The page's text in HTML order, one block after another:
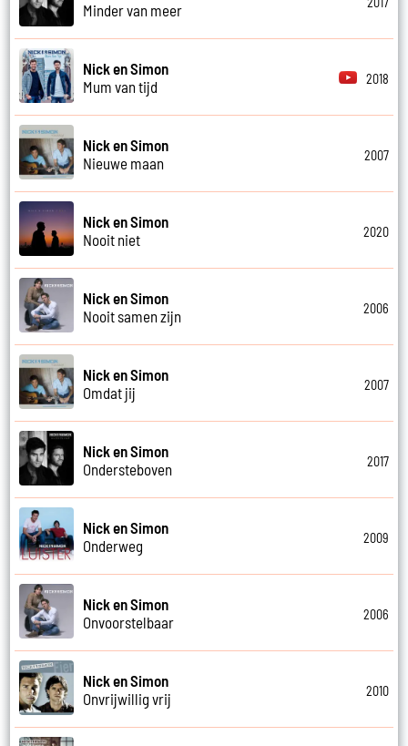
Minder van meer
Nick en Simon
Mum van tijd
2018
Nick en Simon
Nieuwe maan
2007
Nick en Simon
Nooit niet
2020
Nick en Simon
Nooit samen zijn
2006
Nick en Simon
Omdat jij
2007
Nick en Simon
Ondersteboven
2017
Nick en Simon
Onderweg
2009
Nick en Simon
Onvoorstelbaar
2006
Nick en Simon
Onvrijwillig vrij
2010